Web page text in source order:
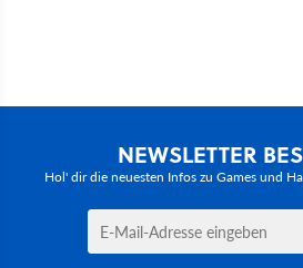
NEWSLETTER
Hol' dir die neuesten Infos zu Games und